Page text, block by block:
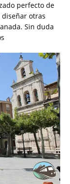
perfecto de
diseñar otras
Sin duda